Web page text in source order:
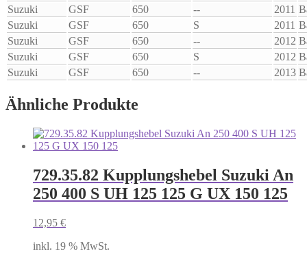
Suzuki
GSF 650 -- 2011
Suzuki
GSF 650 S 2011
Suzuki
GSF 650 -- 2012
Suzuki
GSF 650 S 2012
Suzuki
GSF 650 -- 2013
Ähnliche Produkte
729.35.82 Kupplungshebel Suzuki An
250 400 S UH 125 125 G UX 150 125
12,95 €
inkl. 19 % MwSt.